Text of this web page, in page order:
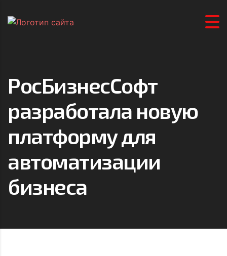
РосБизнесСофт
разработала новую
платформу для
автоматизации
бизнеса